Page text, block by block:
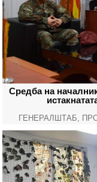
Средба на
ГЕНЕРАЛШТАБ,